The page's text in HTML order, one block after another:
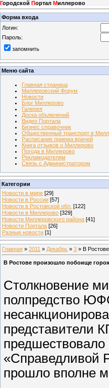
Городской Портал Миллерово
Форма входа
Логин:
Пароль:
запомнить
Меню сайта
Главная страница
Миллеровский Форум
Новости
Блог Миллерово
Галерея
Доска объявлений
Видео Портала
Бизнес справочник
Общественный транспорт в
Расписание приема врачей
Книга отзывов о Миллерово
Погода в Миллерово
Рекламодателям
Связь с Администратором
Категории
Новости в мире [29]
Новости в России [57]
Новости в Ростовской обл. [122]
Новости в Миллерово [329]
Новости Миллеровского района [41]
Новости Портала [26]
Разные новости [1]
Главная » 2011 » Декабрь » 3 » В
В Ростове произошло побоище
Столкновение
полпредство
представители
«Справедливой
прошло вполне